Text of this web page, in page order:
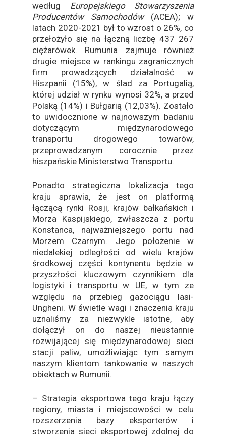
według Europejskiego Stowarzyszenia
Producentów Samochodów(ACEA); w
latach 2020-2021 był to wzrost o 26%, co
przełożyło się na łączną liczbę 437 267
ciężarówek. Rumunia zajmuje również
drugie miejsce w rankingu zagranicznych
firm prowadzących działalność w
Hiszpanii (15%), w ślad za Portugalią,
której udział w rynku wynosi 32%, a przed
Polską (14%) i Bułgarią (12,03%). Zostało
to uwidocznione w najnowszym badaniu
dotyczącym międzynarodowego
transportu drogowego towarów,
przeprowadzanym corocznie przez
hiszpańskie Ministerstwo Transportu.
Ponadto strategiczna lokalizacja tego
kraju sprawia, że jest on platformą
łączącą rynki Rosji, krajów bałkańskich i
Morza Kaspijskiego, zwłaszcza z portu
Konstanca, najważniejszego portu nad
Morzem Czarnym. Jego położenie w
niedalekiej odległości od wielu krajów
środkowej części kontynentu będzie w
przyszłości kluczowym czynnikiem dla
logistyki i transportu w UE, w tym ze
względu na przebieg gazociągu Iasi-
Ungheni. W świetle wagi i znaczenia kraju
uznaliśmy za niezwykle istotne, aby
dołączył on do naszej nieustannie
rozwijającej się międzynarodowej sieci
stacji paliw, umożliwiając tym samym
naszym klientom tankowanie w naszych
obiektach w Rumunii.
– Strategia eksportowa tego kraju łączy
regiony, miasta i miejscowości w celu
rozszerzenia bazy eksporterów i
stworzenia sieci eksportowej zdolnej do